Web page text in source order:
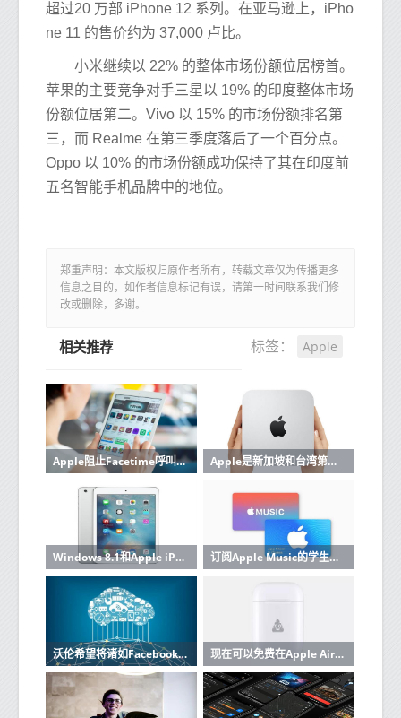
超过20 万部 iPhone 12 系列。在亚马逊上，iPho
ne 11 的售价约为 37,000 卢比。
小米继续以 22% 的整体市场份额位居榜首。
苹果的主要竞争对手三星以 19% 的印度整体市场
份额位居第二。Vivo 以 15% 的市场份额排名第
三，而 Realme 在第三季度落后了一个百分点。
Oppo 以 10% 的市场份额成功保持了其在印度前
五名智能手机品牌中的地位。
郑重声明：本文版权归原作者所有，转载文章仅为传播更多
信息之目的，如作者信息标记有误，请第一时间联系我们修
改或删除，多谢。
标签： Apple
相关推荐
Apple阻止Facetime呼叫者可以在回答之前互相倾听 Apple是新加坡和台湾第三方太阳能认证计划的一部分
Windows 8.1和Apple iPad的OneNote笔记应用程序现在可以分析笔迹 订阅Apple Music的学生可以免费使用Apple TV Plus
沃伦希望将诸如Facebook Amazon Google和Apple之类的科技巨头瓦解 现在可以免费在Apple AirPod充电盒上刻上表情符号